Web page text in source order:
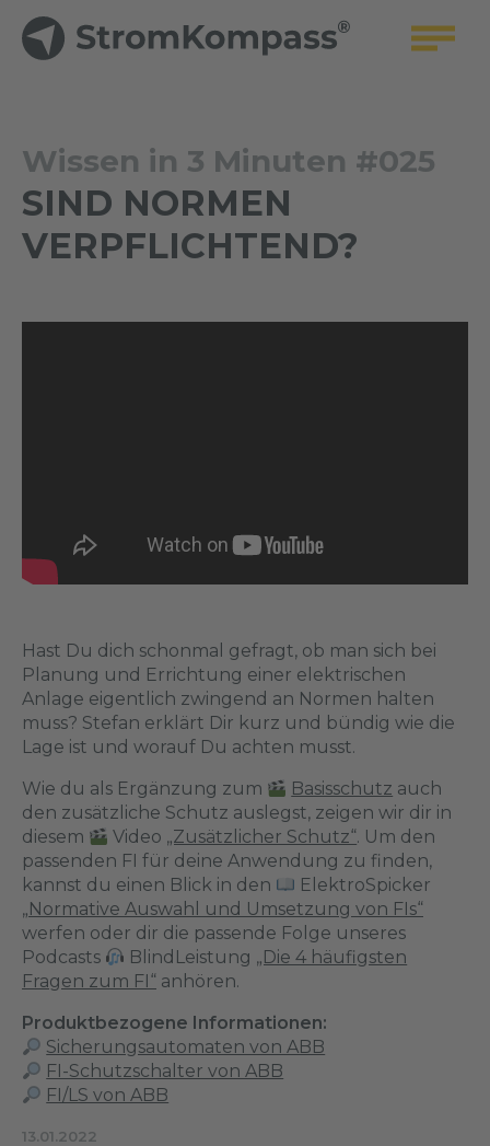
Wissen in 3 Minuten #025
SIND NORMEN
VERPFLICHTEND?
Hast Du dich schonmal gefragt, ob man sich bei
Planung und Errichtung einer elektrischen
Anlage eigentlich zwingend an Normen halten
muss? Stefan erklärt Dir kurz und bündig wie die
Lage ist und worauf Du achten musst.
Wie du als Ergänzung zum
Basisschutz auch
den zusätzliche Schutz auslegst, zeigen wir dir in
diesem
Video „Zusätzlicher Schutz“. Um den
passenden FI für deine Anwendung zu finden,
kannst du einen Blick in den
ElektroSpicker
„Normative Auswahl und Umsetzung von FIs“
werfen oder dir die passende Folge unseres
Podcasts
BlindLeistung „Die 4 häufigsten
Fragen zum FI“ anhören.
Produktbezogene Informationen:
Sicherungsautomaten von ABB
FI-Schutzschalter von ABB
FI/LS von ABB
13.01.2022